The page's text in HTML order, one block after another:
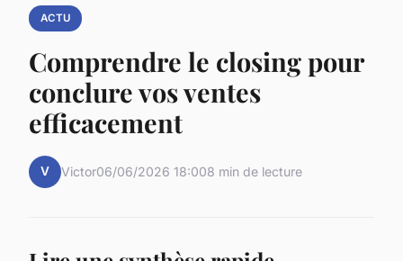
ACTU
Comprendre le closing pour
conclure vos ventes
efficacement
V Victor06/06/2026 18:008 min de lecture